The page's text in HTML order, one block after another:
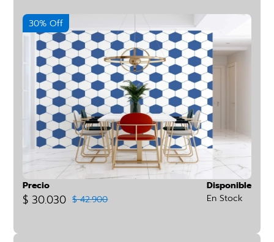
30% Off
Precio
$ 30.030 $ 42.900
Disponible
En Stock